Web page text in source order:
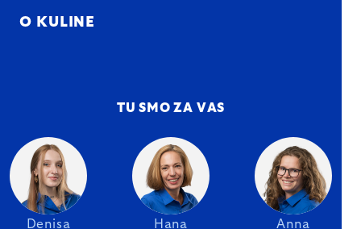
O KULINE
TU SMO ZA VAS
Denisa Hana Anna